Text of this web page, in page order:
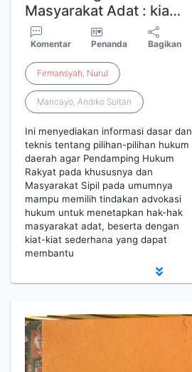
Masyarakat Adat : kia…
Komentar Penanda Bagikan
Firmansyah, Nurul
Mancayo, Andiko Sultan
Ini menyediakan informasi dasar dan
teknis tentang pilihan-pilihan hukum
daerah agar Pendamping Hukum
Rakyat pada khususnya dan
Masyarakat Sipil pada umumnya
mampu memilih tindakan advokasi
hukum untuk menetapkan hak-hak
masyarakat adat, beserta dengan
kiat-kiat sederhana yang dapat
membantu